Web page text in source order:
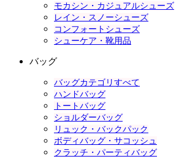
モカシン・カジュアルシューズ
レイン・スノーシューズ
コンフォートシューズ
シューケア・靴用品
バッグ
バッグカテゴリすべて
ハンドバッグ
トートバッグ
ショルダーバッグ
リュック・バックパック
ボディバッグ・サコッシュ
クラッチ・パーティバッグ